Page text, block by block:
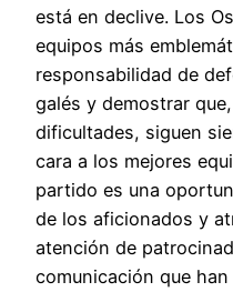
está en declive. Los
equipos más
responsabilidad de
galés y demostrar
dificultades, siguen
cara a los mejores
partido es una
de los aficionados y
atención de
comunicación que